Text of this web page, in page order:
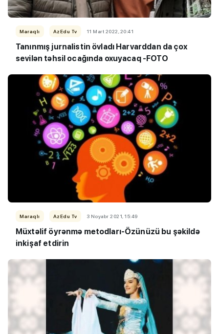
Maraqlı AzEdu Tv 11 Mart 2022, 20:41
Tanınmış jurnalistin övladı Harvarddan da çox
sevilən təhsil ocağında oxuyacaq -FOTO
Maraqlı AzEdu Tv 3 Noyabr 2021, 15:49
Müxtəlif öyrənmə metodları-Özünüzü bu şəkildə
inkişaf etdirin